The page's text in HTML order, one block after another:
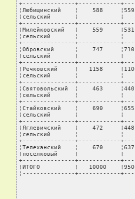
+---------------+------------
¦Любищинский    ¦    588     ¦559
¦сельский       ¦
+---------------+------------
¦Милейковский   ¦    559     ¦531
¦сельский       ¦
+---------------+------------
¦Обровский      ¦    747     ¦710
¦сельский       ¦
+---------------+------------
¦Речковский     ¦   1158
¦сельский       ¦
+---------------+------------
¦Святовольский  ¦    463     ¦440
¦сельский       ¦
+---------------+------------
¦Стайковский    ¦    690     ¦655
¦сельский       ¦
+---------------+------------
¦Яглевичский    ¦    472     ¦448
¦сельский       ¦
+---------------+------------
¦Телеханский    ¦    670     ¦637
¦поселковый     ¦
+---------------+------------
¦ИТОГО          ¦   10000
¦---------------+------------